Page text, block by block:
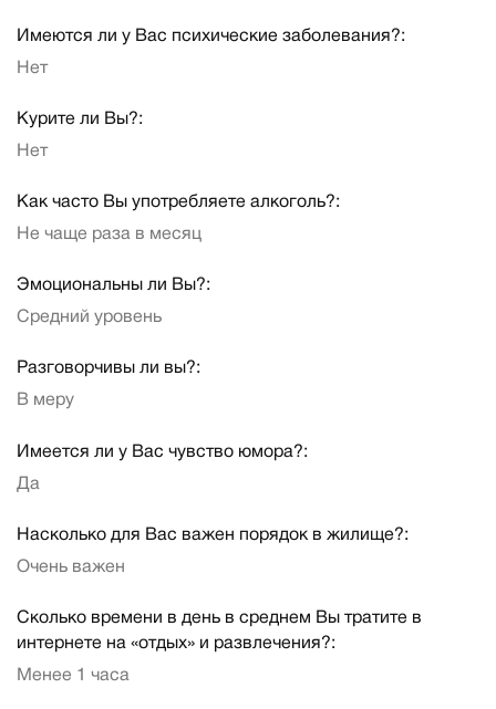
Имеются ли у Вас психические заболевания?:
Нет
Курите ли Вы?:
Нет
Как часто Вы употребляете алкоголь?:
Не чаще раза в месяц
Эмоциональны ли Вы?:
Средний уровень
Разговорчивы ли вы?:
В меру
Имеется ли у Вас чувство юмора?:
Да
Насколько для Вас важен порядок в жилище?:
Очень важен
Сколько времени в день в среднем Вы тратите в
интернете на «отдых» и развлечения?:
Менее 1 часа